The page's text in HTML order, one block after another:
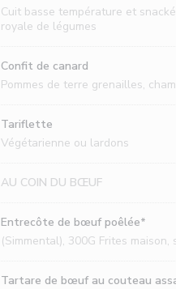
Cuit basse température et
royale de légumes
Confit de canard
Pommes de terre grenailles,
Tariflette
Végétarienne ou lardons
AU COIN DU BŒUF
Entrecôte de bœuf poêlée*
(Simmental), 300G Frites
Tartare de bœuf au couteau